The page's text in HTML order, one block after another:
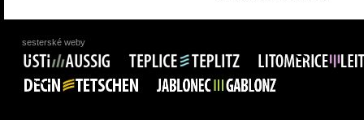
sesterské weby